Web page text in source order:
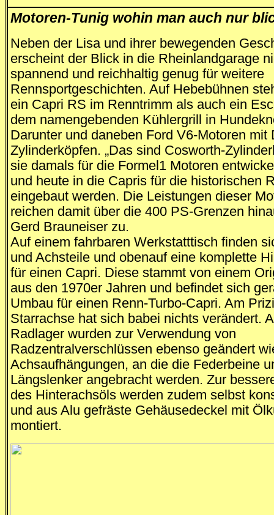
Motoren-Tunig wohin man auch nur
Neben der Lisa und ihrer bewegenden
erscheint der Blick in die Rheinlandgarage
spannend und reichhaltig genug für weitere
Rennsportgeschichten. Auf Hebebühnen
ein Capri RS im Renntrimm als auch ein
dem namengebenden Kühlergrill in
Darunter und daneben Ford V6-Motoren mit
Zylinderköpfen. „Das sind Cosworth-
sie damals für die Formel1 Motoren
und heute in die Capris für die historischen
eingebaut werden. Die Leistungen dieser
reichen damit über die 400 PS-Grenzen
Gerd Brauneiser zu.
Auf einem fahrbaren Werkstatttisch finden
und Achsteile und obenauf eine komplette
für einen Capri. Diese stammt von einem
aus den 1970er Jahren und befindet sich
Umbau für einen Renn-Turbo-Capri. Am
Starrachse hat sich babei nichts verändert.
Radlager wurden zur Verwendung von
Radzentralverschlüssen ebenso geändert
Achsaufhängungen, an die die Federbeine
Längslenker angebracht werden. Zur
des Hinterachsöls werden zudem selbst
und aus Alu gefräste Gehäusedeckel mit
montiert.